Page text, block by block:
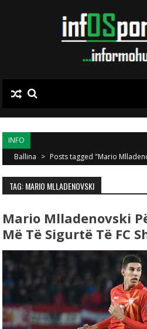
INFO
Ballina > Posts tagged "Mario
TAG: MARIO MLLADENOVSKI
Mario Mlladenovski
Më Të Sigurtë Të FC